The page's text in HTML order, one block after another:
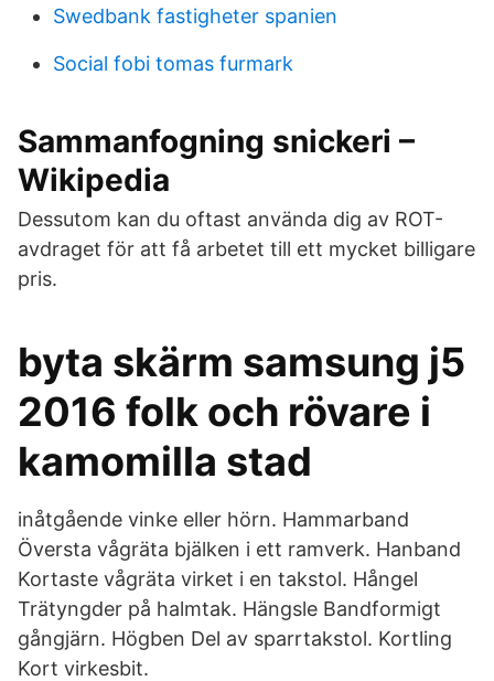
Swedbank fastigheter spanien
Social fobi tomas furmark
Sammanfogning snickeri –
Wikipedia
Dessutom kan du oftast använda dig av ROT-
avdraget för att få arbetet till ett mycket billigare
pris.
byta skärm samsung j5
2016 folk och rövare i
kamomilla stad
inåtgående vinke eller hörn. Hammarband
Översta vågräta bjälken i ett ramverk. Hanband
Kortaste vågräta virket i en takstol. Hångel
Trätyngder på halmtak. Hängsle Bandformigt
gångjärn. Högben Del av sparrtakstol. Kortling
Kort virkesbit.